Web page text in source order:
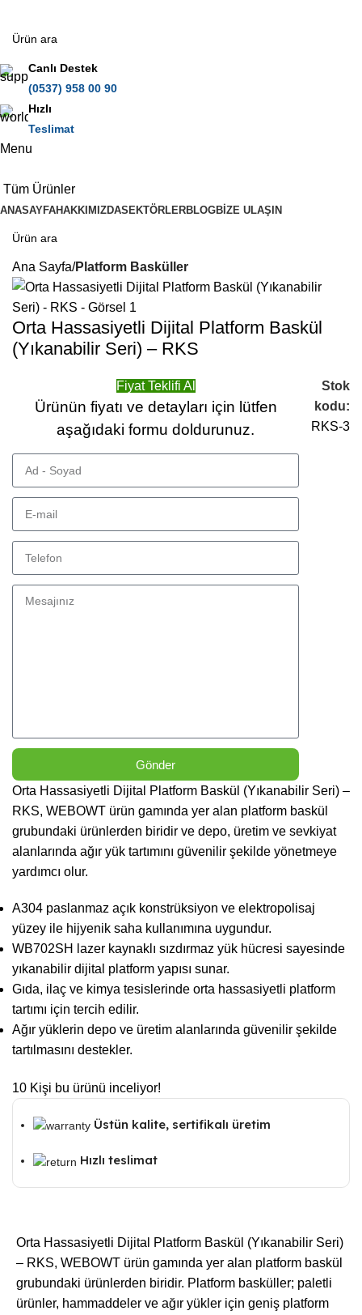
Canlı Destek
(0537) 958 00 90
Hızlı
Teslimat
Menu
Tüm Ürünler
ANASAYFAHAKKIMIZDASEKTÖRLERBLOGBIZE ULAŞIN
Ana Sayfa Platform Basküller
Orta Hassasiyetli Dijital Platform Baskül
(Yıkanabilir Seri) – RKS
Fiyat Teklifi Al
Ürünün fiyatı ve detayları için lütfen
aşağıdaki formu doldurunuz.
Gönder
Stok
kodu:
RKS-3
Orta Hassasiyetli Dijital Platform Baskül (Yıkanabilir Seri) –
RKS, WEBOWT ürün gamında yer alan platform baskül
grubundaki ürünlerden biridir ve depo, üretim ve sevkiyat
alanlarında ağır yük tartımını güvenilir şekilde yönetmeye
yardımcı olur.
A304 paslanmaz açık konstrüksiyon ve elektropolisaj
yüzey ile hijyenik saha kullanımına uygundur.
WB702SH lazer kaynaklı sızdırmaz yük hücresi sayesinde
yıkanabilir dijital platform yapısı sunar.
Gıda, ilaç ve kimya tesislerinde orta hassasiyetli platform
tartımı için tercih edilir.
Ağır yüklerin depo ve üretim alanlarında güvenilir şekilde
tartılmasını destekler.
10 Kişi bu ürünü inceliyor!
Üstün kalite, sertifikalı üretim
Hızlı teslimat
Orta Hassasiyetli Dijital Platform Baskül (Yıkanabilir Seri)
– RKS, WEBOWT ürün gamında yer alan platform baskül
grubundaki ürünlerden biridir. Platform basküller; paletli
ürünler, hammaddeler ve ağır yükler için geniş platform